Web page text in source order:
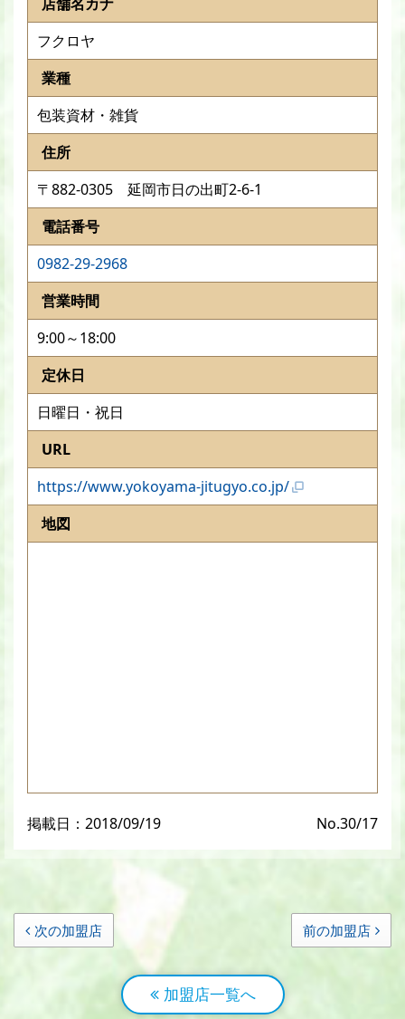
フクロヤ
業種
包装資材・雑貨
住所
〒882-0305 延岡市日の出町2-6-1
電話番号
0982-29-2968
営業時間
9:00～18:00
定休日
日曜日・祝日
URL
https://www.yokoyama-jitugyo.co.jp/
地図
掲載日：2018/09/19 No.30/17
次の加盟店 前の加盟店
加盟店一覧へ